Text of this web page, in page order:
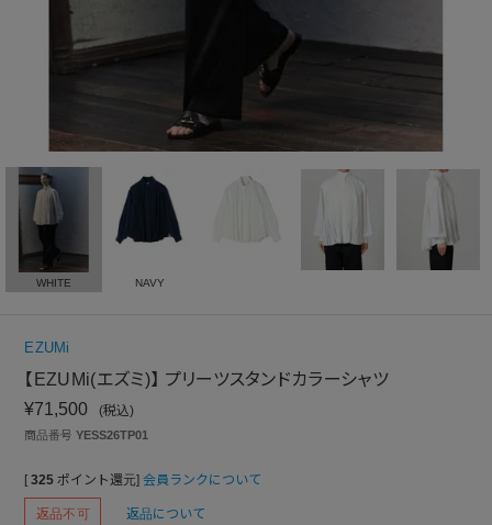
WHITE NAVY
EZUMi
【EZUMi(エズミ)】 プリーツスタンドカラーシャツ
¥71,500
商品番号 YESS26TP01
[ 325 ポイント還元] 会員ランクについて
返品不可 返品について